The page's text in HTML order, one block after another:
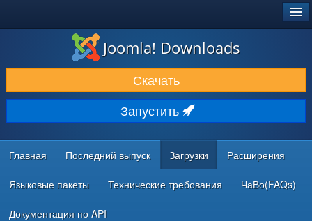
ЗАГРУЗКИ И РАСШИРЕНИЯ
ДОКУМЕНТАЦИЯ И ОБУЧЕНИЕ
СООБЩЕСТВО И ПОДДЕРЖКА
РЕСУРСЫ ДЛЯ РАЗРАБОТЧИКОВ
Joomla! Downloads
Скачать
Запустить
Главная Последний выпуск Загрузки Расширения
Языковые пакеты Технические требования ЧаВо(FAQs)
Документация по API